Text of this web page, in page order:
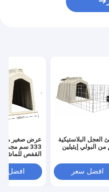
العجل البلاستيكية
افضل سعر
عرض صغير
333 سم
القفص للماشية
افضل